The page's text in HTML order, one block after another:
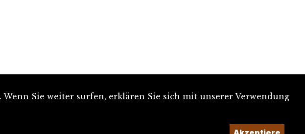
Sie weiter surfen, erklären Sie sich mit unserer Verwendung